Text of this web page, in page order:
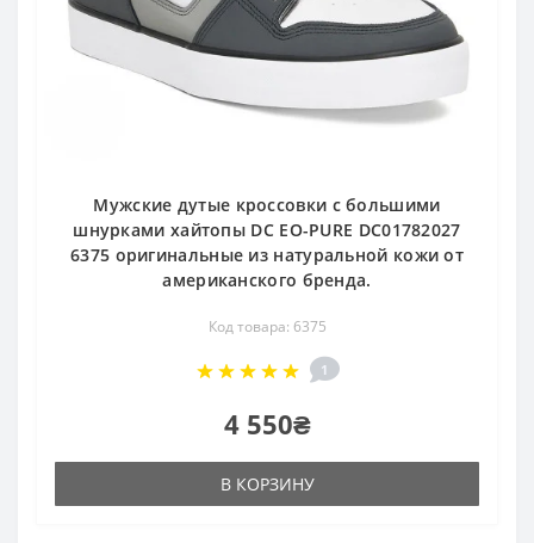
Мужские дутые кроссовки с большими
шнурками хайтопы DC EO-PURE DC01782027
6375 оригинальные из натуральной кожи от
американского бренда.
Код товара: 6375
1
4 550₴
В КОРЗИНУ